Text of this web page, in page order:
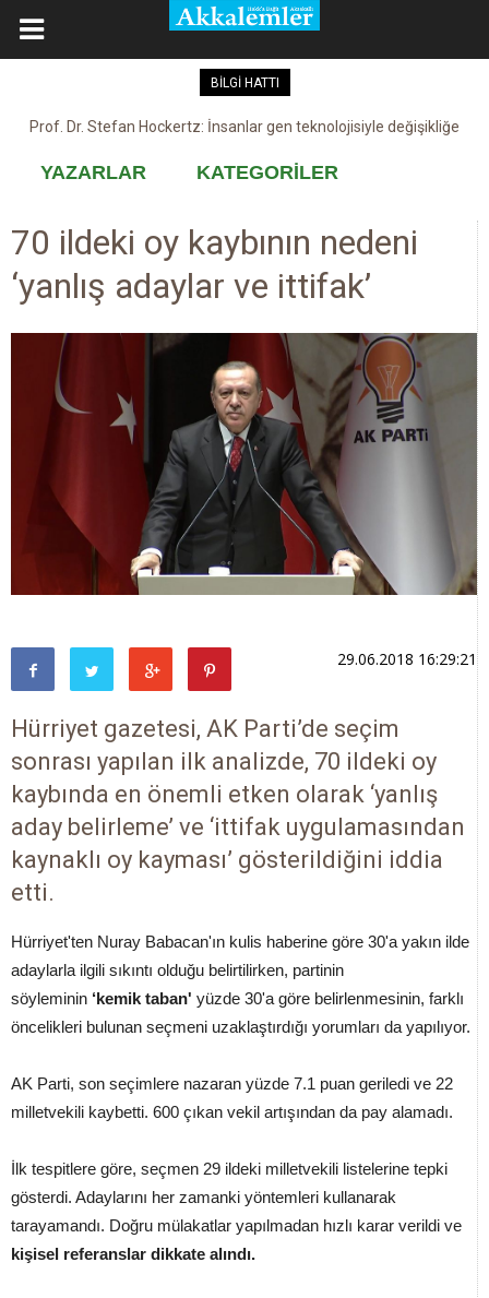
BİLGİ HATTI
Prof. Dr. Stefan Hockertz: İnsanlar gen teknolojisiyle değişikliğe
Kovid-19 aşısı, devşirme ve kobay!
YAZARLAR KATEGORİLER
70 ildeki oy kaybının nedeni
‘yanlış adaylar ve ittifak’
29.06.2018 16:29:21
Hürriyet gazetesi, AK Parti’de seçim
sonrası yapılan ilk analizde, 70 ildeki oy
kaybında en önemli etken olarak ‘yanlış
aday belirleme’ ve ‘ittifak uygulamasından
kaynaklı oy kayması’ gösterildiğini iddia
etti.
Hürriyet'ten Nuray Babacan'ın kulis haberine göre 30'a yakın ilde
adaylarla ilgili sıkıntı olduğu belirtilirken, partinin
söyleminin ‘kemik taban' yüzde 30'a göre belirlenmesinin, farklı
öncelikleri bulunan seçmeni uzaklaştırdığı yorumları da yapılıyor.
AK Parti, son seçimlere nazaran yüzde 7.1 puan geriledi ve 22
milletvekili kaybetti. 600 çıkan vekil artışından da pay alamadı.
İlk tespitlere göre, seçmen 29 ildeki milletvekili listelerine tepki
gösterdi. Adaylarını her zamanki yöntemleri kullanarak
tarayamandı. Doğru mülakatlar yapılmadan hızlı karar verildi ve
kişisel referanslar dikkate alındı.